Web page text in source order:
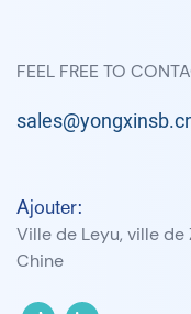
FEEL FREE TO
Ajouter:
Ville de Leyu, ville de
Chine